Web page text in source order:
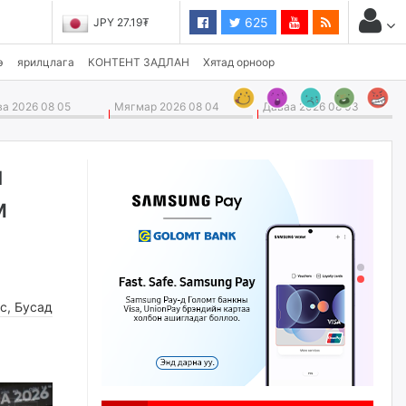
JPY 27.19₮ 625
ярилцлага КОНТЕНТ ЗАДЛАН Хятад орноор
2026 08 05 Мягмар 2026 08 04 Даваа 2026 08 03
, Бусад